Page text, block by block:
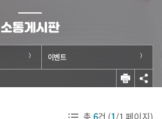
소통게시판
이벤트